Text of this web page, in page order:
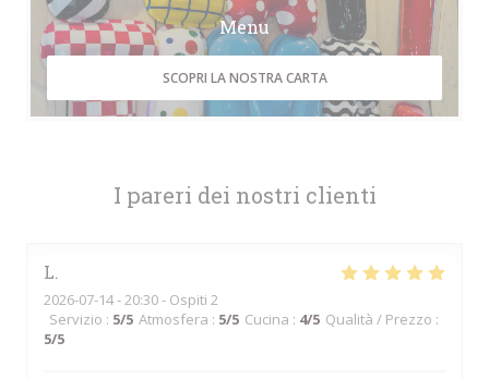
I pareri dei nostri clienti
L
2026-07-14- 20:30 - Ospiti 2
Servizio : 5/5 Atmosfera : 5/5 Cucina : 4/5 Qualità / Prezzo :
5/5
Menu
SCOPRI LA NOSTRA CARTA